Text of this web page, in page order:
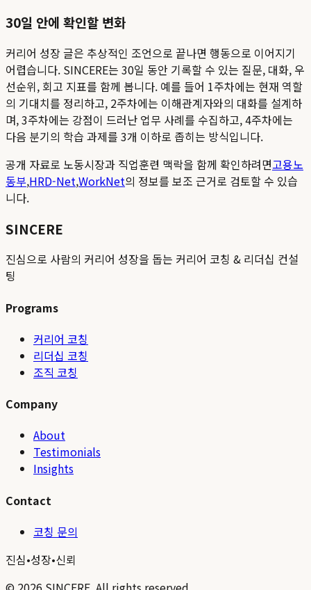
30일 안에 확인할 변화
커리어 성장 글은 추상적인 조언으로 끝나면 행동으로 이어지기
어렵습니다. SINCERE는 30일 동안 기록할 수 있는 질문, 대화, 우
선순위, 회고 지표를 함께 봅니다. 예를 들어 1주차에는 현재 역할
의 기대치를 정리하고, 2주차에는 이해관계자와의 대화를 설계하
며, 3주차에는 강점이 드러난 업무 사례를 수집하고, 4주차에는
다음 분기의 학습 과제를 3개 이하로 좁히는 방식입니다.
공개 자료로 노동시장과 직업훈련 맥락을 함께 확인하려면고용노
동부,HRD-Net,WorkNet의 정보를 보조 근거로 검토할 수 있습
니다.
SINCERE
진심으로 사람의 커리어 성장을 돕는 커리어 코칭 & 리더십 컨설
팅
Programs
커리어 코칭
리더십 코칭
조직 코칭
Company
About
Testimonials
Insights
Contact
코칭 문의
진심•성장•신뢰